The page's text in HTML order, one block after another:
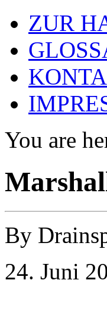
ZUR
You are
By
24. Juni